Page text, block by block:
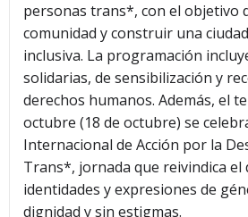
personas trans*, con el objetivo
comunidad y construir una
inclusiva. La programación
solidarias, de sensibilización y
derechos humanos. Además, el
octubre (18 de octubre) se
Internacional de Acción por la
Trans*, jornada que reivindica el
identidades y expresiones de
dignidad y sin estigmas.